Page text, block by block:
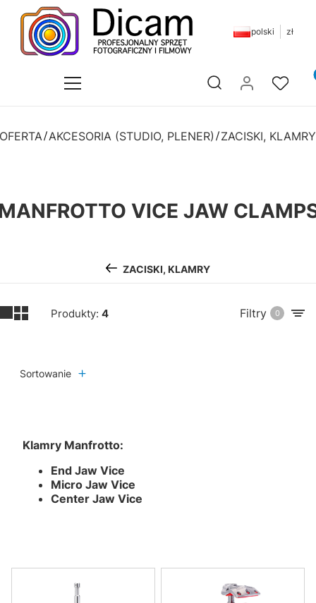
polski zł
Otwórz wyszukiwarkę
OFERTA AKCESORIA (STUDIO, PLENER) ZACISKI, KLAMRY
VICE JAW
ZACISKI, KLAMRY
Produkty: 4 Filtry 0
Sortowanie
Klamry Manfrotto:
End Jaw Vice
Micro Jaw Vice
Center Jaw Vice
Lista produktów